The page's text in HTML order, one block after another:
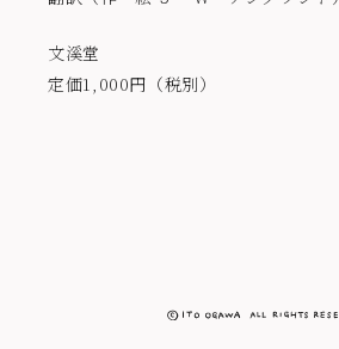
文溪堂
定価1,000円（税別）